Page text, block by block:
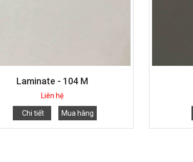
Laminate - 104 M
Liên hệ
Chi tiết Mua hàng